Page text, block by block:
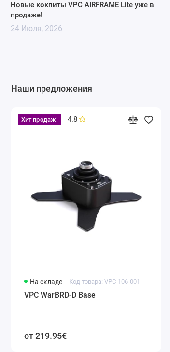
Новые кокпиты VPC AIRFRAME Lite уже в
продаже!
24 Июля, 2026
Наши предложения
Хит продаж! 4.8
На складе Код товара: VPC-106-001
VPC WarBRD-D Base
от 219.95€